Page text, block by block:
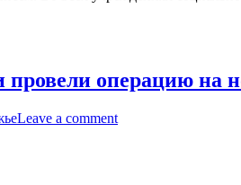
провели операцию на
Leave a comment